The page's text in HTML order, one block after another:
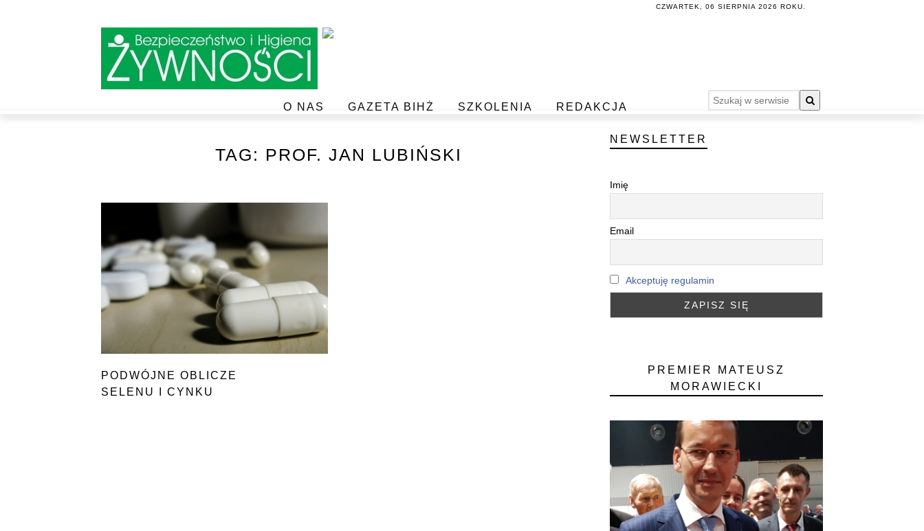
CZWARTEK, 06 SIERPNIA 2026 ROKU.
O NAS GAZETA BIHŻ SZKOLENIA REDAKCJA
TAG: PROF. JAN LUBIŃSKI
PODWÓJNE OBLICZE
SELENU I CYNKU
NEWSLETTER
Imię
Email
Akceptuję regulamin
PREMIER MATEUSZ
MORAWIECKI